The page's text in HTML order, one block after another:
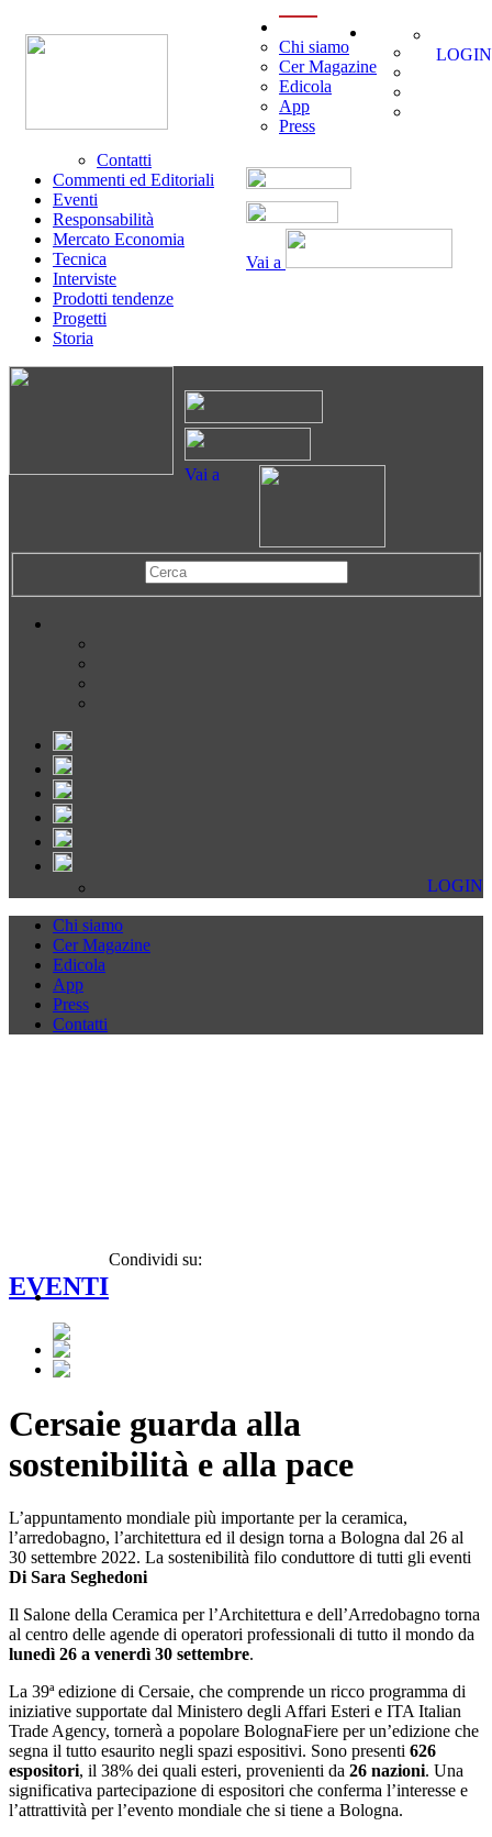
Vai a
Chi siamo
Cer Magazine
Edicola
App
Press
Contatti
Commenti ed Editoriali
Eventi
Responsabilità
Mercato Economia
Tecnica
Interviste
Prodotti tendenze
Progetti
Storia
LOGIN
Vai a
LOGIN
Chi siamo
Cer Magazine
Edicola
App
Press
Contatti
EVENTI
Condividi su:
Cersaie guarda alla
sostenibilità e alla pace
L’appuntamento mondiale più importante per la ceramica,
l’arredobagno, l’architettura ed il design torna a Bologna dal 26 al
30 settembre 2022. La sostenibilità filo conduttore di tutti gli eventi
Di Sara Seghedoni
Il Salone della Ceramica per l’Architettura e dell’Arredobagno torna
al centro delle agende di operatori professionali di tutto il mondo da
lunedì 26 a venerdì 30 settembre.
La 39ª edizione di Cersaie, che comprende un ricco programma di
iniziative supportate dal Ministero degli Affari Esteri e ITA Italian
Trade Agency, tornerà a popolare BolognaFiere per un’edizione che
segna il tutto esaurito negli spazi espositivi. Sono presenti 626
espositori, il 38% dei quali esteri, provenienti da 26 nazioni. Una
significativa partecipazione di espositori che conferma l’interesse e
l’attrattività per l’evento mondiale che si tiene a Bologna.